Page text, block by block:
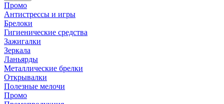
Промо
Антистрессы и игры
Брелоки
Гигиенические средства
Зажигалки
Зеркала
Ланьярды
Металлические брелки
Открывалки
Полезные мелочи
Промо